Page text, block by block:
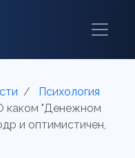
Психология
каком "Денежном
и оптимистичен,